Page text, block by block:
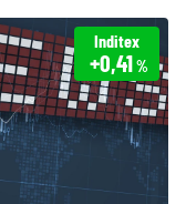
Inditex
+0,41%